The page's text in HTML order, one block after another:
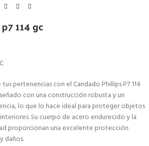
114 gc
pertenencias con el Candado Phillips P7 114
con una construcción robusta y un
lo que lo hace ideal para proteger objetos
Su cuerpo de acero endurecido y la
proporcionan una excelente protección
daños.